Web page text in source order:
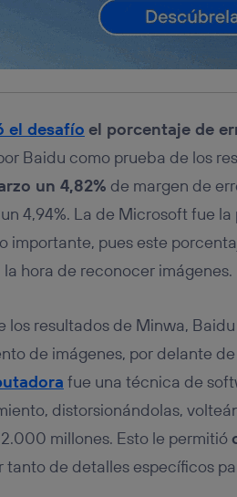
el desafío el porcentaje de
Baidu como prueba de los
un 4,82% de margen de
4,94%. La de Microsoft fue
importante, pues este
hora de reconocer imágenes.
los resultados de Minwa,
de imágenes, por delante
fue una técnica de
distorsionándolas,
millones. Esto le permitió
tanto de detalles específicos